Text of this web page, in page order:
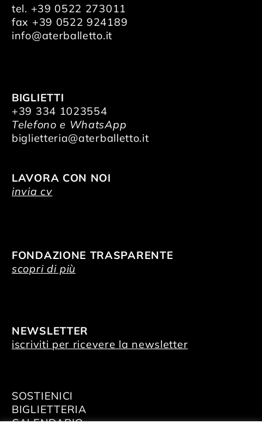
tel. +39 0522 273011
fax +39 0522 924189
info@aterballetto.it
BIGLIETTI
+39 334 1023554
Telefono e WhatsApp
biglietteria@aterballetto.it
LAVORA CON NOI
invia cv
FONDAZIONE TRASPARENTE
scopri di più
NEWSLETTER
iscriviti per ricevere la newsletter
SOSTIENICI
BIGLIETTERIA
CALENDARIO